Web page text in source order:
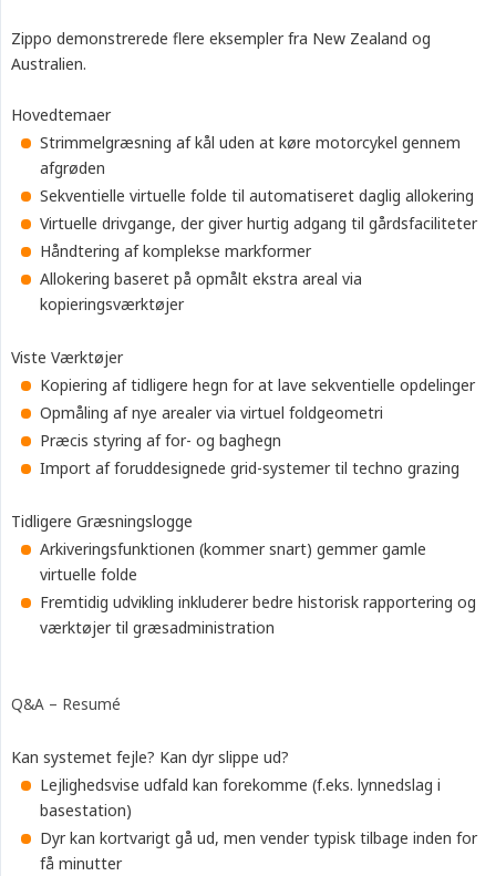
Zippo demonstrerede flere eksempler fra New Zealand og
Australien.
Hovedtemaer
Strimmelgræsning af kål uden at køre motorcykel gennem
afgrøden
Sekventielle virtuelle folde til automatiseret daglig allokering
Virtuelle drivgange, der giver hurtig adgang til gårdsfaciliteter
Håndtering af komplekse markformer
Allokering baseret på opmålt ekstra areal via
kopieringsværktøjer
Viste Værktøjer
Kopiering af tidligere hegn for at lave sekventielle opdelinger
Opmåling af nye arealer via virtuel foldgeometri
Præcis styring af for- og baghegn
Import af foruddesignede grid-systemer til techno grazing
Tidligere Græsningslogge
Arkiveringsfunktionen (kommer snart) gemmer gamle
virtuelle folde
Fremtidig udvikling inkluderer bedre historisk rapportering og
værktøjer til græsadministration
Q&A – Resumé
Kan systemet fejle? Kan dyr slippe ud?
Lejlighedsvise udfald kan forekomme (f.eks. lynnedslag i
basestation)
Dyr kan kortvarigt gå ud, men vender typisk tilbage inden for
få minutter